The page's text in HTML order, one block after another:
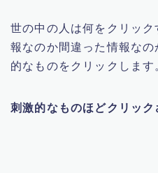
世の中の人は何をクリッ
報なのか間違った情報な
的なものをクリックします
刺激的なものほどクリック